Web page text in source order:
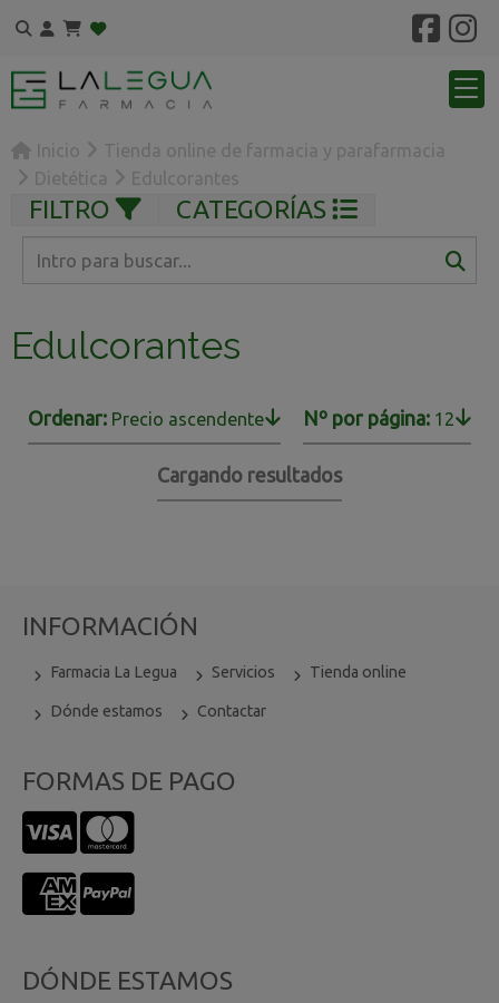
Inicio
Tienda online de farmacia y parafarmacia
Dietética
Edulcorantes
FILTRO CATEGORÍAS
Edulcorantes
Ordenar: Precio ascendente Nº por página: 12
Cargando resultados
INFORMACIÓN
Farmacia La Legua Servicios Tienda online
Dónde estamos Contactar
FORMAS DE PAGO
DÓNDE ESTAMOS